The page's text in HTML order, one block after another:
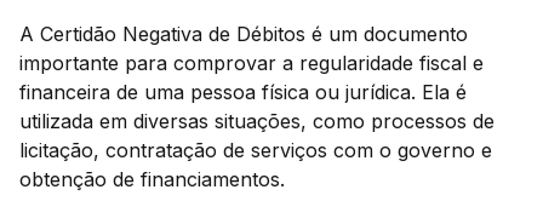
A Certidão Negativa de Débitos é um documento
importante para comprovar a regularidade fiscal e
financeira de uma pessoa física ou jurídica. Ela é
utilizada em diversas situações, como processos de
licitação, contratação de serviços com o governo e
obtenção de financiamentos.